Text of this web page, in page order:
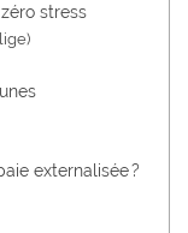
stress
externalisée ?